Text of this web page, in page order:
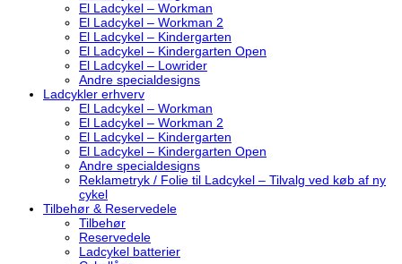
El Ladcykel – Workman
El Ladcykel – Workman 2
El Ladcykel – Kindergarten
El Ladcykel – Kindergarten Open
El Ladcykel – Lowrider
Andre specialdesigns
Ladcykler erhverv
El Ladcykel – Workman
El Ladcykel – Workman 2
El Ladcykel – Kindergarten
El Ladcykel – Kindergarten Open
Andre specialdesigns
Reklametryk / Folie til Ladcykel – Tilvalg ved køb af ny
cykel
Tilbehør & Reservedele
Tilbehør
Reservedele
Ladcykel batterier